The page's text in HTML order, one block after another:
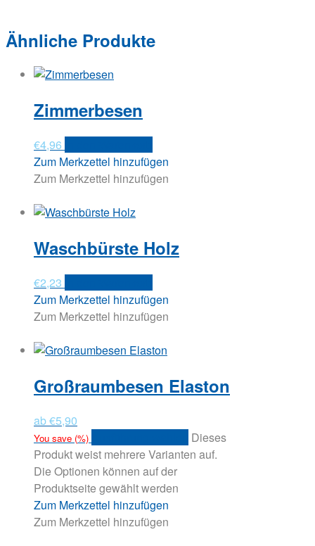
Ähnliche Produkte
Zimmerbesen
€4,96
Zum Merkzettel hinzufügen
Zum Merkzettel hinzufügen
Waschbürste Holz
€2,23
Zum Merkzettel hinzufügen
Zum Merkzettel hinzufügen
Großraumbesen Elaston
ab€5,90
You save (%)
Dieses
Produkt weist mehrere Varianten auf.
Die Optionen können auf der
Produktseite gewählt werden
Zum Merkzettel hinzufügen
Zum Merkzettel hinzufügen